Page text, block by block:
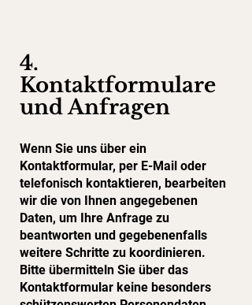
4.
Kontaktformulare
und Anfragen
Wenn Sie uns über ein
Kontaktformular, per E-Mail oder
telefonisch kontaktieren, bearbeiten
wir die von Ihnen angegebenen
Daten, um Ihre Anfrage zu
beantworten und gegebenenfalls
weitere Schritte zu koordinieren.
Bitte übermitteln Sie über das
Kontaktformular keine besonders